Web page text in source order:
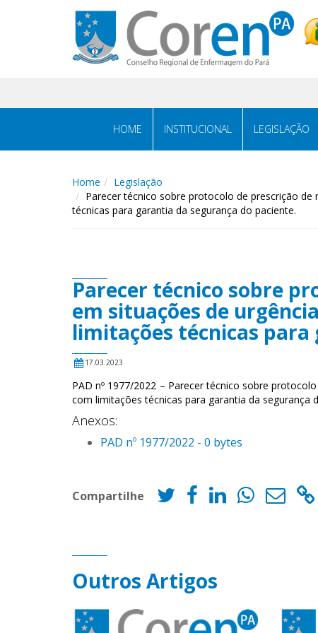
HOME INSTITUCIONAL LEGISLAÇÃO
Home
Legislação
Parecer técnico sobre protocolo de prescrição de
técnicas para garantia da segurança do paciente.
Parecer técnico sobre
em situações de
limitações técnicas
17.03.2023
PAD nº 1977/2022 – Parecer técnico sobre
com limitações técnicas para garantia da segurança
Anexos:
PAD nº 1977/2022 - 0 bytes
Compartilhe
Outros Artigos